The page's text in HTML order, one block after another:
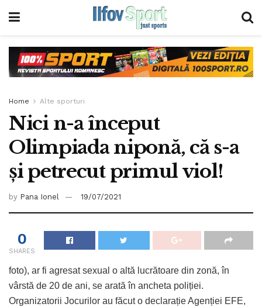
Home Alte sporturi
Nici n-a început
Olimpiada niponă, că s-a
și petrecut primul viol!
by Pana Ionel 19/07/2021
0
SHARES
foto), ar fi agresat sexual o altă lucrătoare din zonă, în
vârstă de 20 de ani, se arată în ancheta poliției.
Organizatorii Jocurilor au făcut o declarație Agenției EFE,